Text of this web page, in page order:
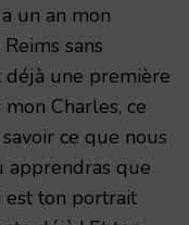
un an mon
sans
déjà une première
Charles, ce
ce que nous
apprendras que
ton portrait